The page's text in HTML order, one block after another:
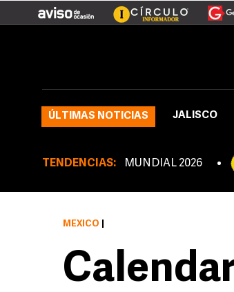
ÚLTIMAS NOTICIAS JALISCO
TENDENCIAS: MUNDIAL 2026
MÉXICO